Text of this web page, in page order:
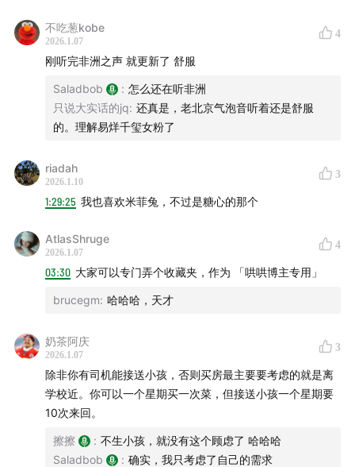
不吃葱kobe
2026.1.07
4
刚听完非洲之声 就更新了 舒服
Saladbob : 怎么还在听非洲
只说大实话的jq: 还真是，老北京气泡音听着还是舒服
的。理解易烊千玺女粉了
riadah
2026.1.10
3
1:29:25 我也喜欢米菲兔，不过是糖心的那个
AtlasShruge
2026.1.07
4
03:30 大家可以专门弄个收藏夹，作为 「哄哄博主专用」
brucegm: 哈哈哈，天才
奶茶阿庆
2026.1.07
3
除非你有司机能接送小孩，否则买房最主要要考虑的就是离
学校近。你可以一个星期买一次菜，但接送小孩一个星期要
10次来回。
擦擦 : 不生小孩，就没有这个顾虑了 哈哈哈
Saladbob
: 确实，我只考虑了自己的需求